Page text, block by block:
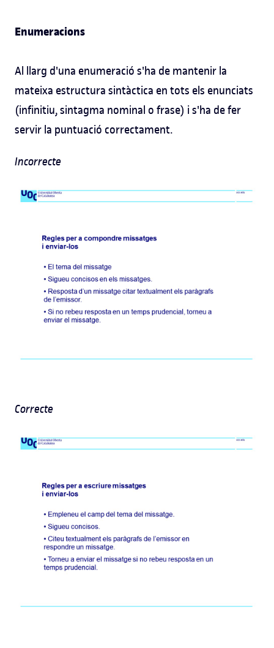
Enumeracions
Al llarg d'una enumeració s'ha de mantenir la
mateixa estructura sintàctica en tots els enunciats
(infinitiu, sintagma nominal o frase) i s'ha de fer
servir la puntuació correctament.
Incorrecte
Correcte